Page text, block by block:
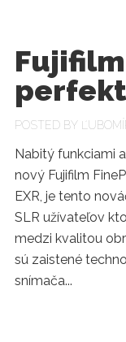
Fujifilm
POSTED BY
Nabitý funkciami
nový Fujifilm
EXR, je tento
SLR užívateľov
medzi kvalitou
sú zaistené
snímača...